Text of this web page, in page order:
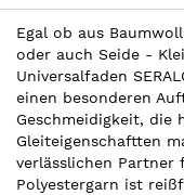
Egal ob aus
oder auch Seide -
Universalfaden
einen besonderen
Geschmeidigkeit, die
Gleiteigenschaftten
verlässlichen Partner
Polyestergarn ist